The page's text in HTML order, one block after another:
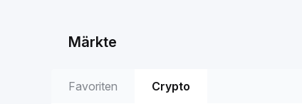
Märkte
Favoriten Crypto